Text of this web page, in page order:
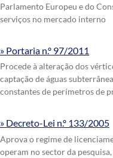
Parlamento Europeu e do
serviços no mercado interno
Portaria n.º 97/2011
Procede à alteração dos
captação de águas
constantes de perímetros de
Decreto-Lei n.º 133/2005
Aprova o regime de
operam no sector da